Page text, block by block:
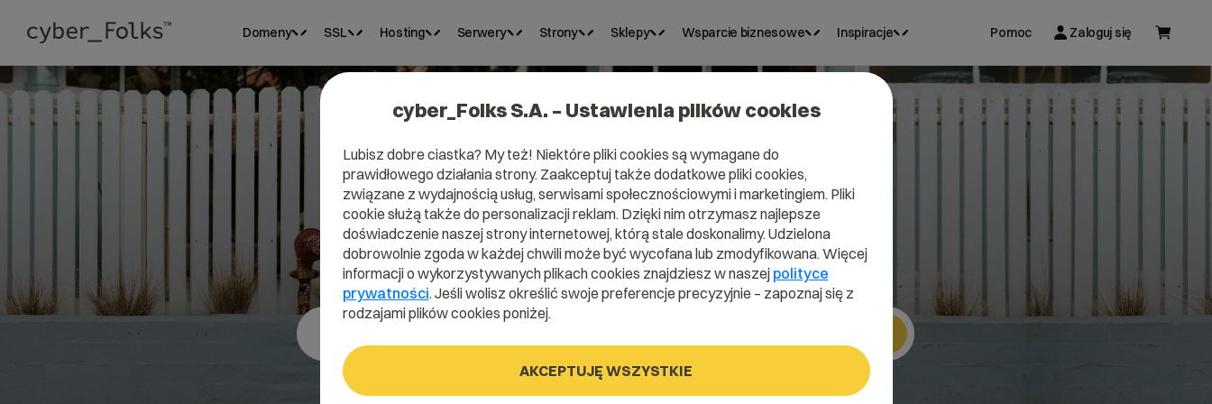
Domeny SSL Hosting Serwery Strony Sklepy Wsparcie biznesowe Inspiracje Pomoc Zaloguj się
Domena .live
Na żywo jeszcze lepiej
cyber_Folks S.A. – Ustawienia plików cookies
Lubisz dobre ciastka? My też! Niektóre pliki cookies są wymagane do
prawidłowego działania strony. Zaakceptuj także dodatkowe pliki cookies,
związane z wydajnością usług, serwisami społecznościowymi i marketingiem. Pliki
cookie służą także do personalizacji reklam. Dzięki nim otrzymasz najlepsze
doświadczenie naszej strony internetowej, którą stale doskonalimy. Udzielona
dobrowolnie zgoda w każdej chwili może być wycofana lub zmodyfikowana. Więcej
informacji o wykorzystywanych plikach cookies znajdziesz w naszej polityce
prywatności. Jeśli wolisz określić swoje preferencje precyzyjnie – zapoznaj się z
rodzajami plików cookies poniżej.
AKCEPTUJĘ WSZYSTKIE